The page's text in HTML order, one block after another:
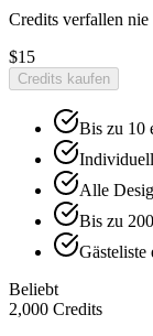
Credits verfallen nie
$15
Credits kaufen
Bis zu 10
Alle
Bis zu
Gästeliste
Beliebt
2,000 Credits